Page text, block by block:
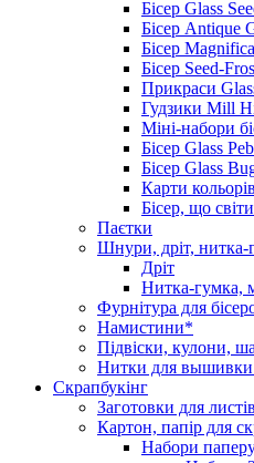
Бісер Glass
Бісер Antique
Бісер
Бісер Seed-
Прикраси
Гудзики Mill
Міні-набори
Бісер Glass
Бісер Glass
Карти
Бісер, що
Паєтки
Шнури, дріт, нитка-
Дріт
Нитка-гумка,
Фурнітура для
Намистини*
Підвіски, кулони,
Нитки для вышивки
Скрапбукінг
Заготовки для
Картон, папір для
Набори